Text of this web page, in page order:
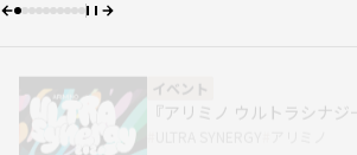
知識
『Number76』がマレーシ